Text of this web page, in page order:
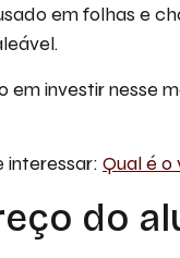
em folhas e
em investir nesse
interessar: Qual é o
do